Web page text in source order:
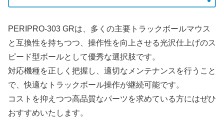
PERIPRO-303 GRは、多くの主要トラックボールマウス
と互換性を持ちつつ、操作性を向上させる光沢仕上げのス
ピード型ボールとして優秀な選択肢です。
対応機種を正しく把握し、適切なメンテナンスを行うこと
で、快適なトラックボール操作が継続可能です。
コストを抑えつつ高品質なパーツを求めている方にはぜひ
おすすめいたします。